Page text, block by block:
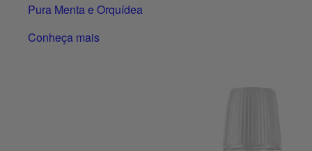
Pura Menta e Orquídea
Conheça mais